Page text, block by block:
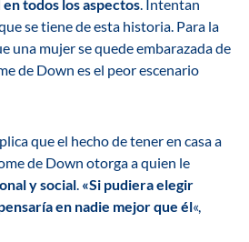
todos los aspectos. Intentan
se tiene de esta historia. Para la
una mujer se quede embarazada de
de Down es el peor escenario
que el hecho de tener en casa a
de Down otorga a quien le
y social. «Si pudiera elegir
en nadie mejor que él«,